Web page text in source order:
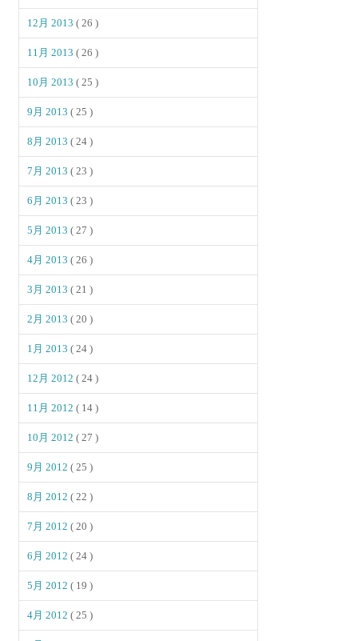
12月 2013( 26 )
11月 2013( 26 )
10月 2013( 25 )
9月 2013( 25 )
8月 2013( 24 )
7月 2013( 23 )
6月 2013( 23 )
5月 2013( 27 )
4月 2013( 26 )
3月 2013( 21 )
2月 2013( 20 )
1月 2013( 24 )
12月 2012( 24 )
11月 2012( 14 )
10月 2012( 27 )
9月 2012( 25 )
8月 2012( 22 )
7月 2012( 20 )
6月 2012( 24 )
5月 2012( 19 )
4月 2012( 25 )